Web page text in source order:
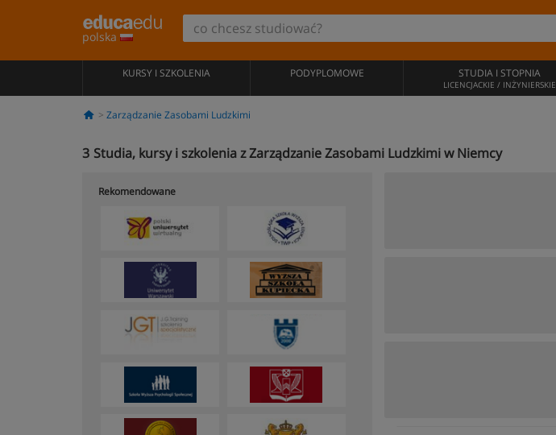
polska
KURSY I SZKOLENIA PODYPLOMOWE STUDIA I STOPNIA
LICENCJACKIE / INŻYNIERSKIE
Zarządzanie Zasobami Ludzkimi
3 Studia, kursy i szkolenia z Zarządzanie Zasobami Ludzkimi w Niemcy
Rekomendowane